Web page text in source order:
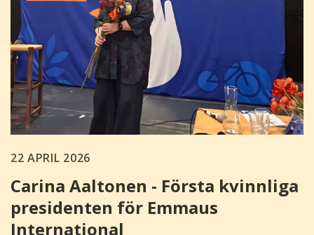
22 APRIL 2026
Carina Aaltonen - Första kvinnliga
presidenten för Emmaus
International